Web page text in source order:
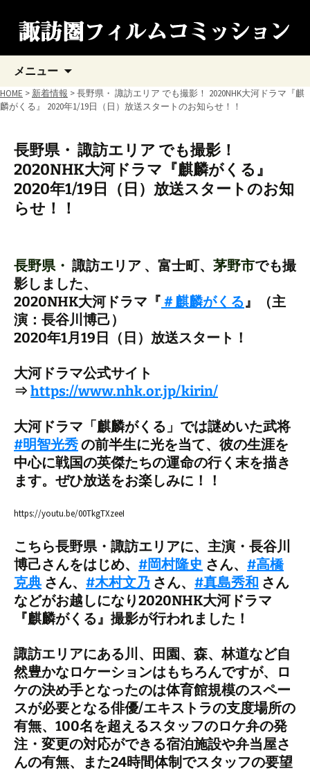
メニュー
テ
ン
ツ
ス
キ
ッ
プ
HOME > 新着情報 > 長野県・ 諏訪エリア でも撮影！ 2020NHK大河ドラマ『麒
麟がくる』 2020年1/19日（日）放送スタートのお知らせ！！
長野県・ 諏訪エリア でも撮影！
2020NHK大河ドラマ『麒麟がくる』
2020年1/19日（日）放送スタートのお知
らせ！！
長野県・ 諏訪エリア 、富士町、 茅野市でも撮
影しました、
2020NHK大河ドラマ『 ＃麒麟がくる』（主
演：長谷川博己）
2020年1月19日（日）放送スタート！
大河ドラマ公式サイト
⇒ https://www.nhk.or.jp/kirin/
大河ドラマ「麒麟がくる」では謎めいた武将
#明智光秀の前半生に光を当て、彼の生涯を
中心に戦国の英傑たちの運命の行く末を描き
ます。ぜひ放送をお楽しみに！！
https://youtu.be/00TkgTXzeeI
こちら長野県・諏訪エリアに、主演・長谷川
博己さんをはじめ、 #岡村隆史 さん、 #高橋
克典 さん、 #木村文乃 さん、 #真島秀和 さん
などがお越しになり2020NHK大河ドラマ
『麒麟がくる』撮影が行われました！
諏訪エリアにある川、田園、森、林道など自
然豊かなロケーションはもちろんですが、ロ
ケの決め手となったのは体育館規模のスペー
スが必要となる俳優/エキストラの支度場所の
有無、100名を超えるスタッフのロケ弁の発
注・変更の対応ができる宿泊施設や弁当屋さ
んの有無、また24時間体制でスタッフの要望